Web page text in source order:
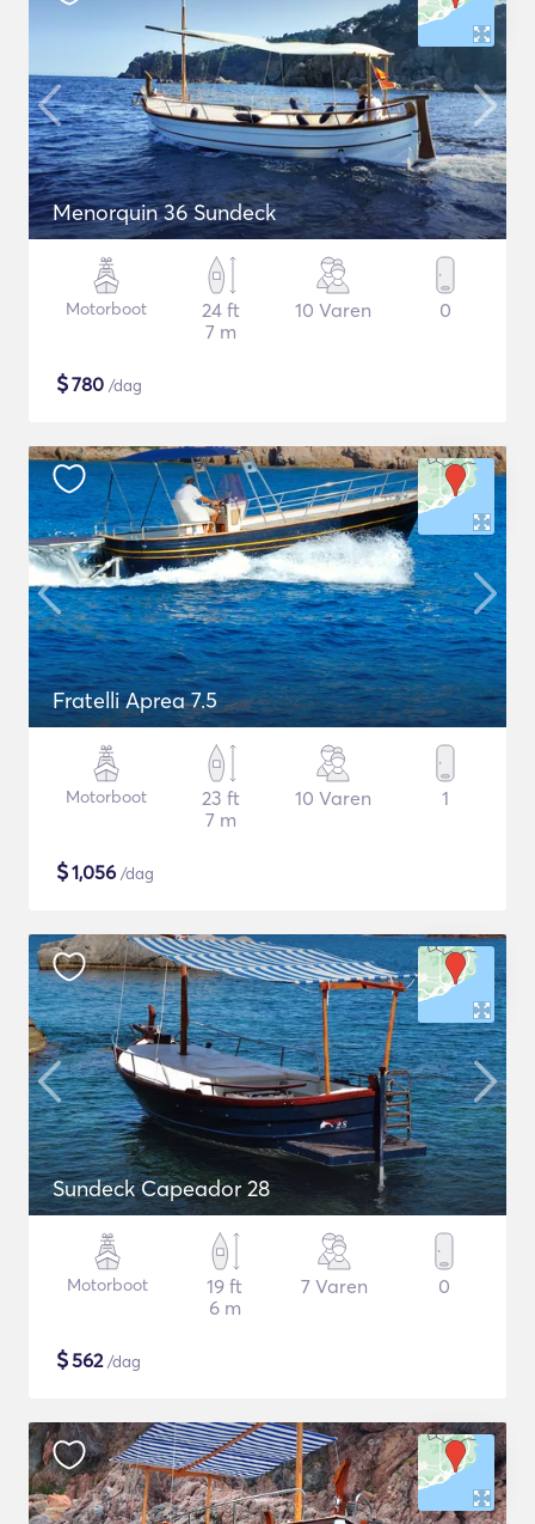
Menorquin 36 Sundeck
Motorboot
24 ft
7 m
10 Varen 0
$780 /dag
Fratelli Aprea 7.5
Motorboot
23 ft
7 m
10 Varen 1
$1,056 /dag
Sundeck Capeador 28
Motorboot
19 ft
6 m
7 Varen 0
$562/dag